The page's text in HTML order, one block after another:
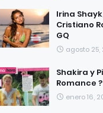
RECIENTES
Irina
Cristiano
GQ
agosto 25,
Shakira y
Romance ?
enero 16,